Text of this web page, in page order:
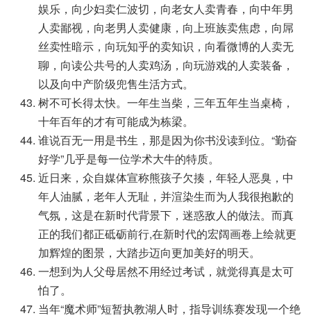
娱乐，向少妇卖仁波切，向老女人卖青春，向中年男
人卖鄙视，向老男人卖健康，向上班族卖焦虑，向屌
丝卖性暗示，向玩知乎的卖知识，向看微博的人卖无
聊，向读公共号的人卖鸡汤，向玩游戏的人卖装备，
以及向中产阶级兜售生活方式。
树不可长得太快。一年生当柴，三年五年生当桌椅，
十年百年的才有可能成为栋梁。
谁说百无一用是书生，那是因为你书没读到位。“勤奋
好学”几乎是每一位学术大牛的特质。
近日来，众自媒体宣称熊孩子欠揍，年轻人恶臭，中
年人油腻，老年人无耻，并渲染生而为人我很抱歉的
气氛，这是在新时代背景下，迷惑敌人的做法。而真
正的我们都正砥砺前行,在新时代的宏阔画卷上绘就更
加辉煌的图景，大踏步迈向更加美好的明天。
一想到为人父母居然不用经过考试，就觉得真是太可
怕了。
当年“魔术师”短暂执教湖人时，指导训练赛发现一个绝